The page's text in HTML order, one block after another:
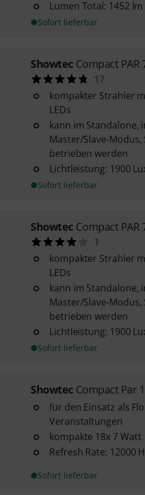
Lumen Total: 1452 lm
Sofort lieferbar
Showtec Compact PAR
17
kompakter Strahler
LEDs
kann im Standalone,
Master/Slave-
betrieben werden
Lichtleistung: 1900
Sofort lieferbar
Showtec Compact PAR
1
kompakter Strahler
LEDs
kann im Standalone,
Master/Slave-
betrieben werden
Lichtleistung: 1900
Sofort lieferbar
Showtec Compact Par
für den Einsatz als
Veranstaltungen
kompakte 18x 7 Watt
Refresh Rate: 12000
Sofort lieferbar